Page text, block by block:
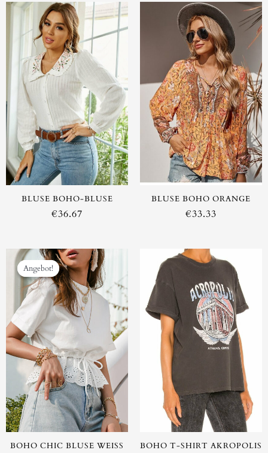
BLUSE BOHO-BLUSE
€36.67
BLUSE BOHO ORANGE
€33.33
Angebot!
Angebot!
BOHO CHIC BLUSE WEISS
Ursprünglicher
Preis
war:
€49.99
Aktueller
Preis
ist:
€29.16.
BOHO T-SHIRT AKROPOLIS